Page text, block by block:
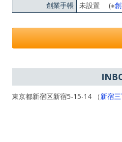
創業手帳 未設置 (※
東京都新宿区新宿5-15-14 （新宿